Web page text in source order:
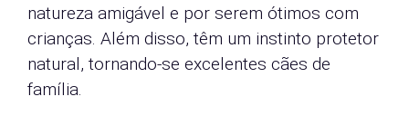
natureza amigável e por serem ótimos com
crianças. Além disso, têm um instinto protetor
natural, tornando-se excelentes cães de
família.